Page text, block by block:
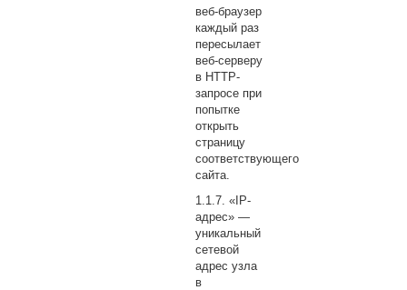
веб-браузер
каждый раз
пересылает
веб-серверу
в HTTP-
запросе при
попытке
открыть
страницу
соответствующего
сайта.
«IP-
адрес» —
уникальный
сетевой
адрес узла
в